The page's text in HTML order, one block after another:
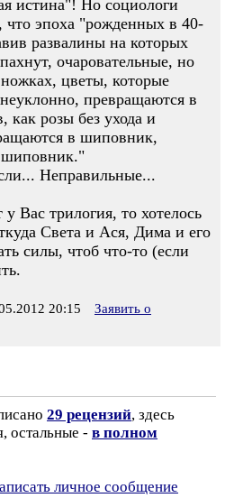
истина"! Но социологи
что эпоха "рожденных в 40-
развалины на которых
очаровательные, но
цветы, которые
превращаются в
как розы без ухода и
в шиповник,
Неправильные...
Вас трилогия, то хотелось
Света и Ася, Дима и его
силы, чтоб что-то (если
20:15
Заявить о
29 рецензий, здесь
остальные - в полном
личное сообщение